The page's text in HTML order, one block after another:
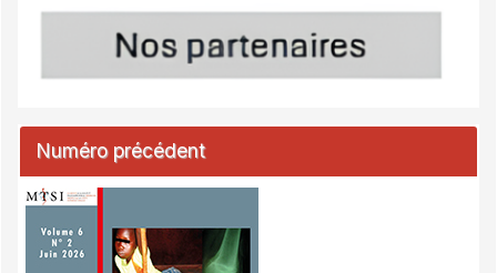
Numéro précédent